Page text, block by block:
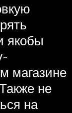
якобы
магазине
не
на